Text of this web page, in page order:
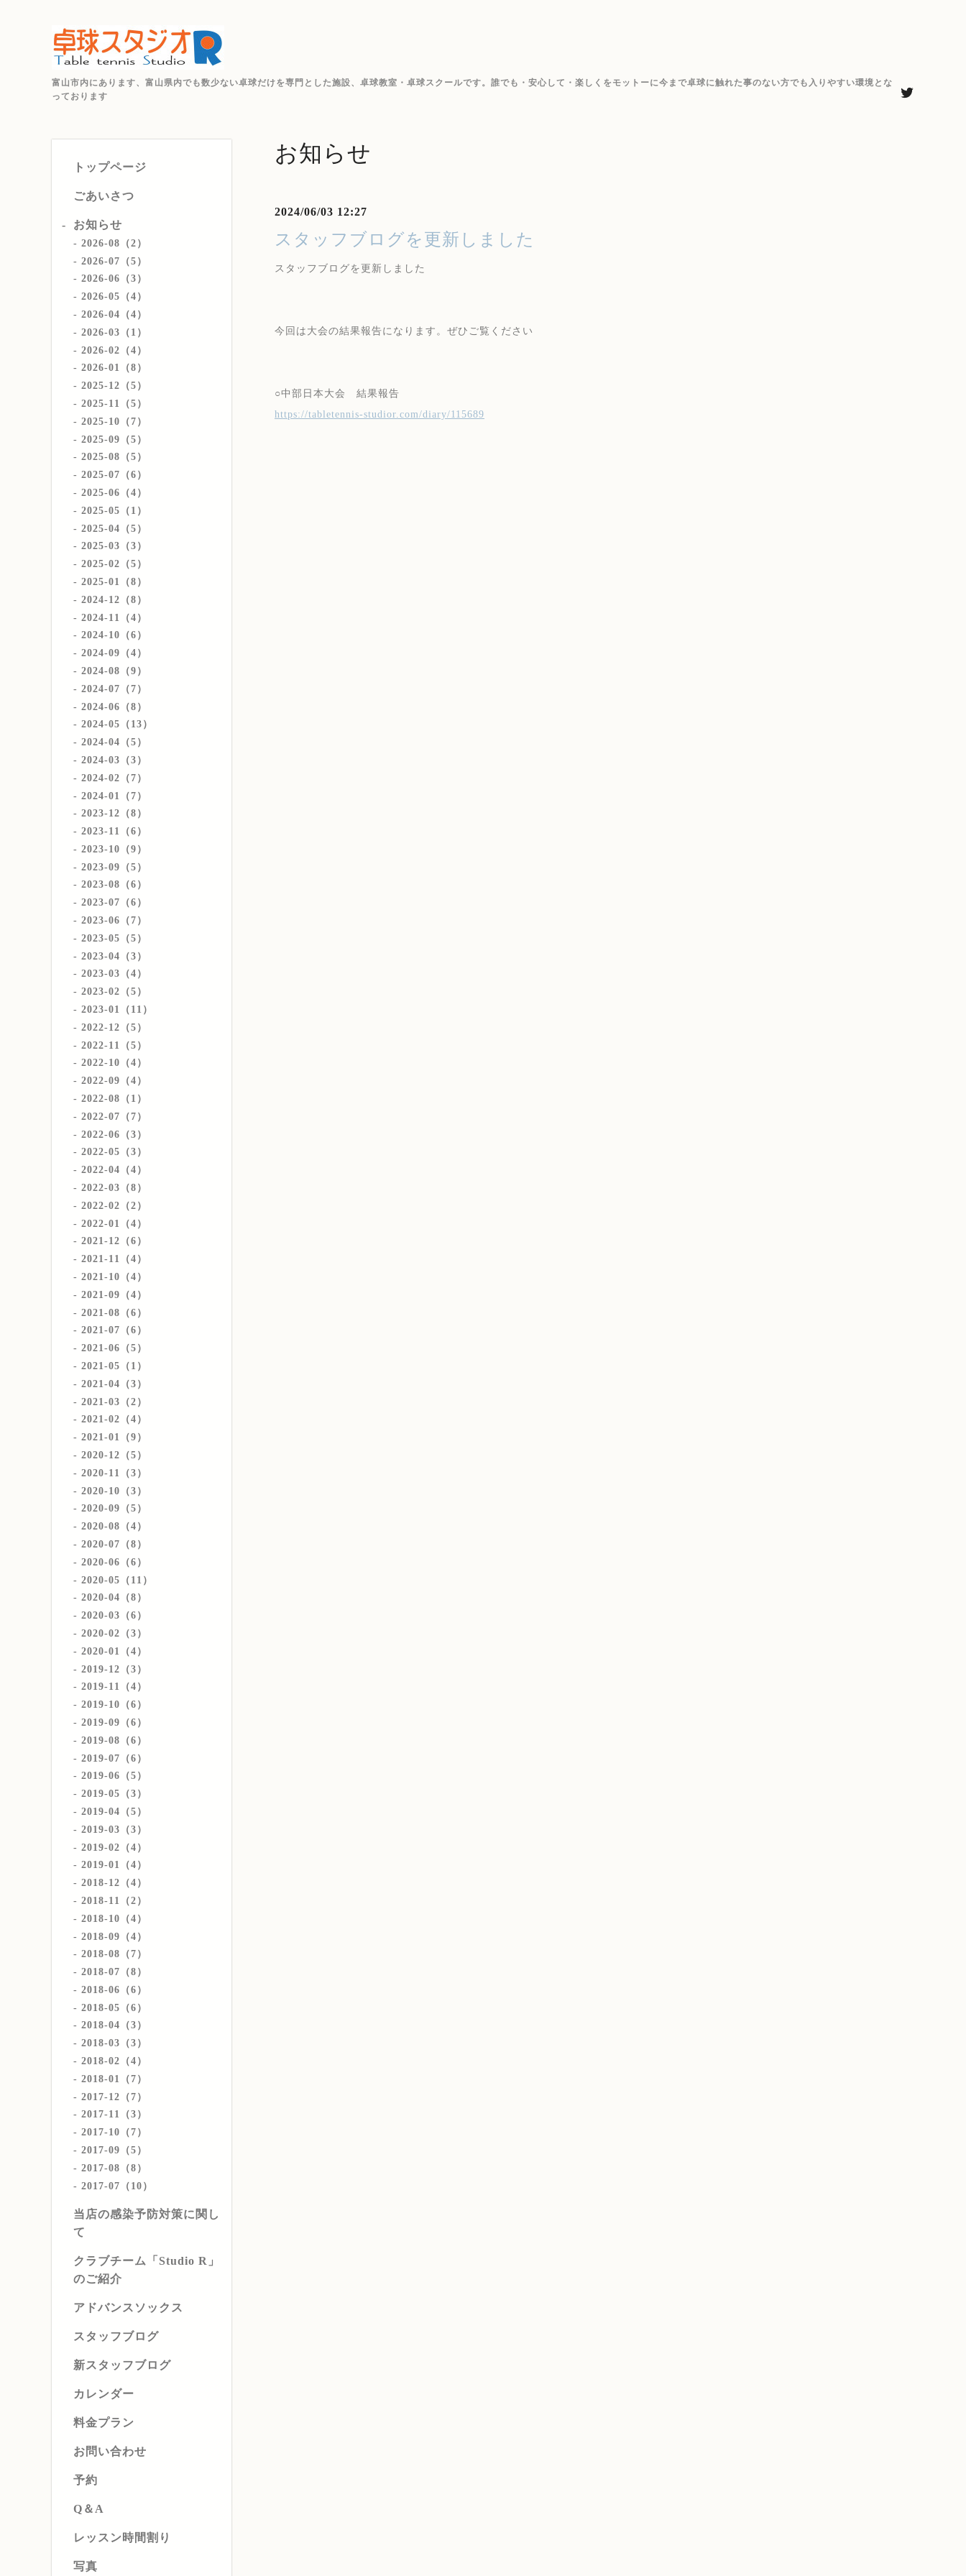
富山市内にあります、富山県内でも数少ない卓球だけを専門とした施設、卓球教室・卓球スクールです。誰でも・安心して・楽しくをモットーに今まで卓球に触れた事のない方でも入りやすい環境とな
っております
トップページ
ごあいさつ
お知らせ
2026-08（2）
2026-07（5）
2026-06（3）
2026-05（4）
2026-04（4）
2026-03（1）
2026-02（4）
2026-01（8）
2025-12（5）
2025-11（5）
2025-10（7）
2025-09（5）
2025-08（5）
2025-07（6）
2025-06（4）
2025-05（1）
2025-04（5）
2025-03（3）
2025-02（5）
2025-01（8）
2024-12（8）
2024-11（4）
2024-10（6）
2024-09（4）
2024-08（9）
2024-07（7）
2024-06（8）
2024-05（13）
2024-04（5）
2024-03（3）
2024-02（7）
2024-01（7）
2023-12（8）
2023-11（6）
2023-10（9）
2023-09（5）
2023-08（6）
2023-07（6）
2023-06（7）
2023-05（5）
2023-04（3）
2023-03（4）
2023-02（5）
2023-01（11）
2022-12（5）
2022-11（5）
2022-10（4）
2022-09（4）
2022-08（1）
2022-07（7）
2022-06（3）
2022-05（3）
2022-04（4）
2022-03（8）
2022-02（2）
2022-01（4）
2021-12（6）
2021-11（4）
2021-10（4）
2021-09（4）
2021-08（6）
2021-07（6）
2021-06（5）
2021-05（1）
2021-04（3）
2021-03（2）
2021-02（4）
2021-01（9）
2020-12（5）
2020-11（3）
2020-10（3）
2020-09（5）
2020-08（4）
2020-07（8）
2020-06（6）
2020-05（11）
2020-04（8）
2020-03（6）
2020-02（3）
2020-01（4）
2019-12（3）
2019-11（4）
2019-10（6）
2019-09（6）
2019-08（6）
2019-07（6）
2019-06（5）
2019-05（3）
2019-04（5）
2019-03（3）
2019-02（4）
2019-01（4）
2018-12（4）
2018-11（2）
2018-10（4）
2018-09（4）
2018-08（7）
2018-07（8）
2018-06（6）
2018-05（6）
2018-04（3）
2018-03（3）
2018-02（4）
2018-01（7）
2017-12（7）
2017-11（3）
2017-10（7）
2017-09（5）
2017-08（8）
2017-07（10）
当店の感染予防対策に関し
て
クラブチーム「Studio R」
のご紹介
アドバンスソックス
スタッフブログ
新スタッフブログ
カレンダー
料金プラン
お問い合わせ
予約
Q＆A
レッスン時間割り
写真
お知らせ
2024/06/03 12:27
スタッフブログを更新しました
スタッフブログを更新しました
今回は大会の結果報告になります。ぜひご覧ください
○中部日本大会 結果報告
https://tabletennis-studior.com/diary/115689